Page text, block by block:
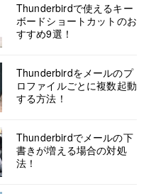
Thunderbirdで使えるキー
ボードショートカットのお
すすめ9選！
Thunderbirdをメールのプ
ロファイルごとに複数起動
する方法！
Thunderbirdでメールの下
書きが増える場合の対処
法！